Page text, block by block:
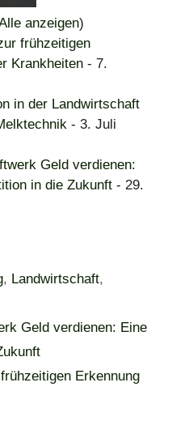
anzeigen)
frühzeitigen
Krankheiten - 7.
in der Landwirtschaft
- 3. Juli
Geld verdienen:
in die Zukunft - 29.
, Landwirtschaft,
Geld verdienen: Eine
Erkennung